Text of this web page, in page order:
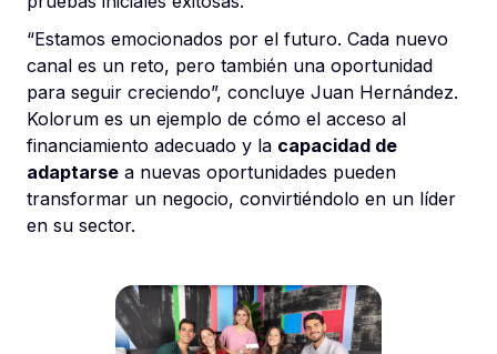
“Estamos emocionados por el futuro. Cada nuevo
canal es un reto, pero también una oportunidad
para seguir creciendo”, concluye Juan Hernández.
Kolorum es un ejemplo de cómo el acceso al
financiamiento adecuado y la capacidad de
adaptarse a nuevas oportunidades pueden
transformar un negocio, convirtiéndolo en un líder
en su sector.